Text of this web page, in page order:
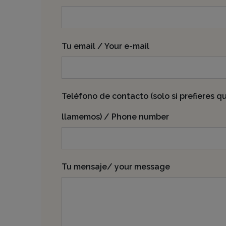
Tu email / Your e-mail
Teléfono de contacto (solo si prefieres
llamemos) / Phone number
Tu mensaje/ your message